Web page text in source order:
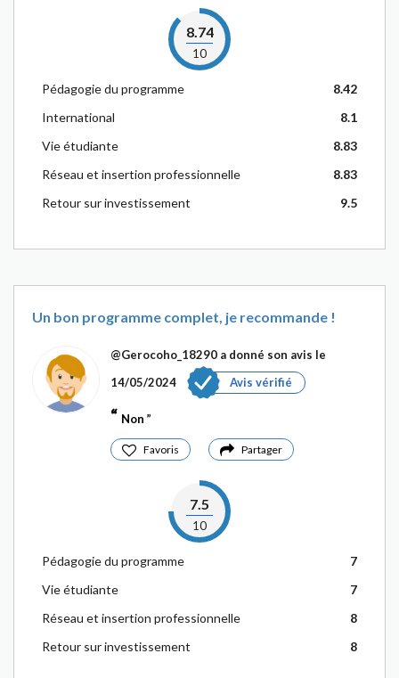
8.74
10
Pédagogie du programme
8.42
International
8.1
Vie étudiante
8.83
Réseau et insertion professionnelle
8.83
Retour sur investissement
9.5
Un bon programme complet, je recommande !
@Gerocoho_18290 a donné son avis le
14/05/2024
Avis vérifié
Non
Favoris Partager
7.5
10
Pédagogie du programme
7
Vie étudiante
7
Réseau et insertion professionnelle
8
Retour sur investissement
8